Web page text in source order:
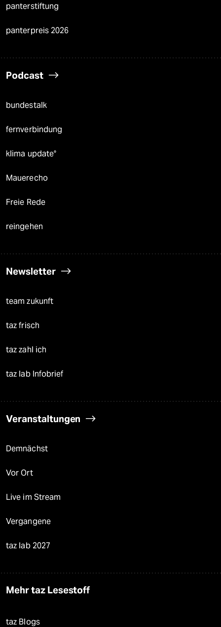
panterstiftung
panterpreis 2026
Podcast
bundestalk
fernverbindung
klima update°
Mauerecho
Freie Rede
reingehen
Newsletter
team zukunft
taz frisch
taz zahl ich
taz lab Infobrief
Veranstaltungen
Demnächst
Vor Ort
Live im Stream
Vergangene
taz lab 2027
Mehr taz Lesestoff
taz Blogs